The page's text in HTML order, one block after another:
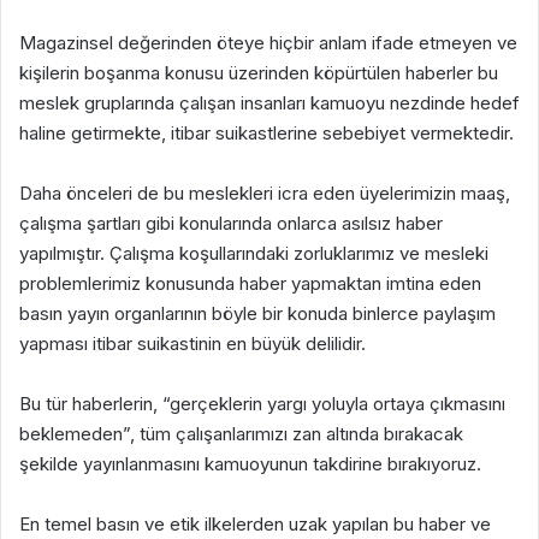
Magazinsel değerinden öteye hiçbir anlam ifade etmeyen ve
kişilerin boşanma konusu üzerinden köpürtülen haberler bu
meslek gruplarında çalışan insanları kamuoyu nezdinde hedef
haline getirmekte, itibar suikastlerine sebebiyet vermektedir.
Daha önceleri de bu meslekleri icra eden üyelerimizin maaş,
çalışma şartları gibi konularında onlarca asılsız haber
yapılmıştır. Çalışma koşullarındaki zorluklarımız ve mesleki
problemlerimiz konusunda haber yapmaktan imtina eden
basın yayın organlarının böyle bir konuda binlerce paylaşım
yapması itibar suikastinin en büyük delilidir.
Bu tür haberlerin, “gerçeklerin yargı yoluyla ortaya çıkmasını
beklemeden”, tüm çalışanlarımızı zan altında bırakacak
şekilde yayınlanmasını kamuoyunun takdirine bırakıyoruz.
En temel basın ve etik ilkelerden uzak yapılan bu haber ve